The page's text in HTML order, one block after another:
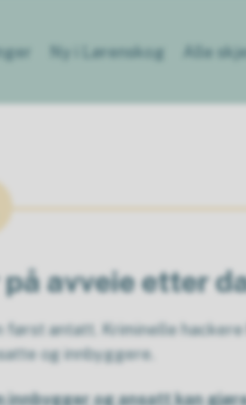
Ny i Lørenskog Alle
avveie etter
antatt. Kriminelle
og innbyggere.
innbygger og ansatt kan